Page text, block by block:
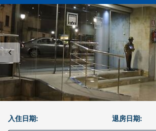
入住日期: 退房日期: